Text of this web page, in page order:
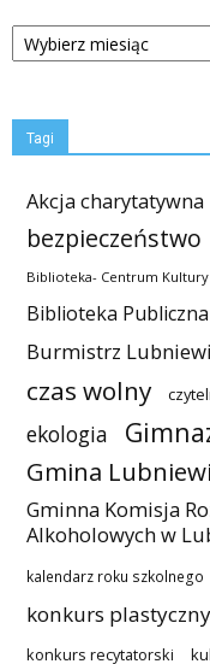
ARCHIWUM
Tagi
Akcja charytatywna
bezpieczeństwo
Biblioteka- Centrum
Biblioteka
Burmistrz
czas wolny
ekologia
Gmina
Gminna Komisja
Alkoholowych w
kalendarz roku szkolnego
konkurs plastyczny
konkurs recytatorski